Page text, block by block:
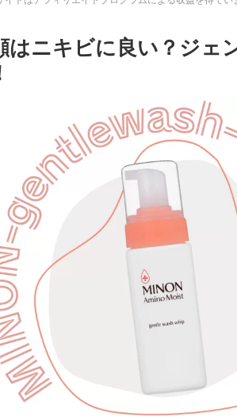
はニキビに良い？ジェ